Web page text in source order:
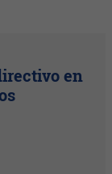
en